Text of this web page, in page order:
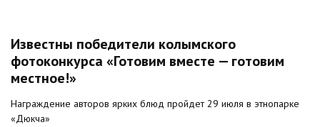
Известны победители колымского
фотоконкурса «Готовим вместе — готовим
местное!»
Награждение авторов ярких блюд пройдет 29 июля в этнопарке
«Дюкча»